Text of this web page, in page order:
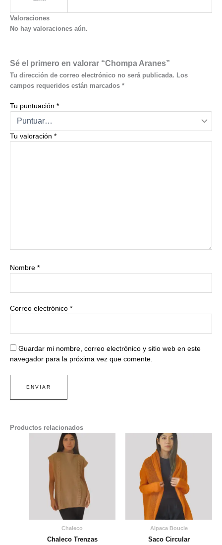
Valoraciones
No hay valoraciones aún.
Sé el primero en valorar “Chompa Aranes”
Tu dirección de correo electrónico no será publicada. Los
campos requeridos están marcados *
Tu puntuación *
Tu valoración *
Nombre *
Correo electrónico *
Guardar mi nombre, correo electrónico y sitio web en este
navegador para la próxima vez que comente.
Productos relacionados
Chaleco
Chaleco Trenzas
Alpaca Boucle
Saco Circular